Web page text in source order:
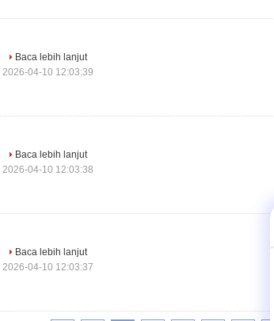
Baca lebih lanjut
2026-04-10 12:03:39
Baca lebih lanjut
2026-04-10 12:03:38
Baca lebih lanjut
2026-04-10 12:03:37